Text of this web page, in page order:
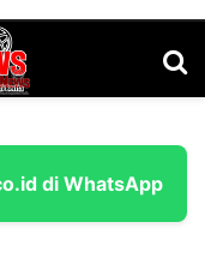
di WhatsApp